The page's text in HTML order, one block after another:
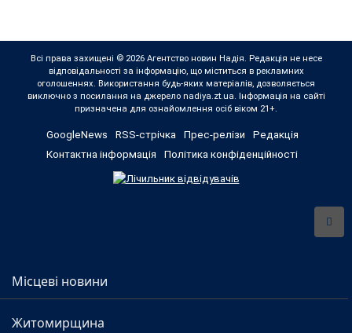
Всі права захищені © 2026 Агентство новин Надія. Редакція не несе
відповідальності за інформацію, що міститься в рекламних
оголошеннях. Використання будь-яких матеріалів, дозволяється
виключно з посилання на джерело nadiya.zt.ua. Інформація на сайті
призначена для ознайомлення осіб віком 21+.
GoogleNews RSS-стрічка Прес-релізи
Редакція
Контактна інформація
Політика конфіденційності
Місцеві новини
Житомирщина